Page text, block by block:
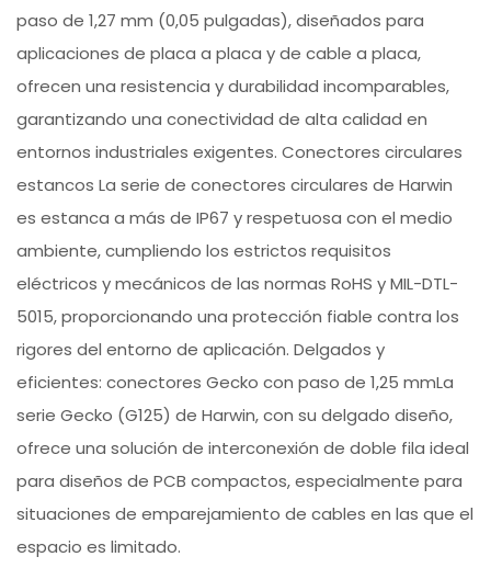
paso de 1,27 mm (0,05 pulgadas), diseñados para
aplicaciones de placa a placa y de cable a placa,
ofrecen una resistencia y durabilidad incomparables,
garantizando una conectividad de alta calidad en
entornos industriales exigentes. Conectores circulares
estancos La serie de conectores circulares de Harwin
es estanca a más de IP67 y respetuosa con el medio
ambiente, cumpliendo los estrictos requisitos
eléctricos y mecánicos de las normas RoHS y MIL-DTL-
5015, proporcionando una protección fiable contra los
rigores del entorno de aplicación. Delgados y
eficientes: conectores Gecko con paso de 1,25 mmLa
serie Gecko (G125) de Harwin, con su delgado diseño,
ofrece una solución de interconexión de doble fila ideal
para diseños de PCB compactos, especialmente para
situaciones de emparejamiento de cables en las que el
espacio es limitado.